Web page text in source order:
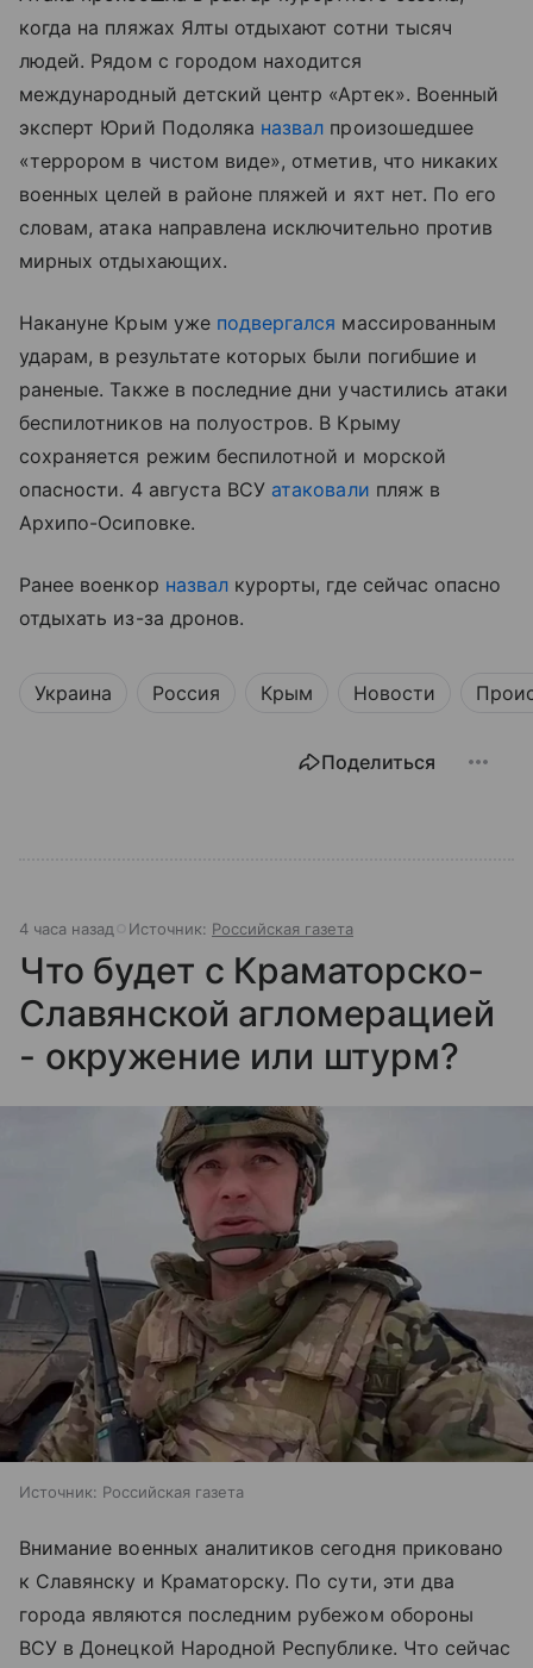
когда на пляжах Ялты отдыхают сотни тысяч
людей. Рядом с городом находится
международный детский центр «Артек». Военный
эксперт Юрий Подоляка назвал произошедшее
«террором в чистом виде», отметив, что никаких
военных целей в районе пляжей и яхт нет. По его
словам, атака направлена исключительно против
мирных отдыхающих.
Накануне Крым уже подвергался массированным
ударам, в результате которых были погибшие и
раненые. Также в последние дни участились атаки
беспилотников на полуостров. В Крыму
сохраняется режим беспилотной и морской
опасности. 4 августа ВСУ атаковали пляж в
Архипо-Осиповке.
Ранее военкор назвалкурорты, где сейчас опасно
отдыхать из-за дронов.
Украина Россия Крым Новости
Поделиться
4 часа назад Источник: Российская газета
Что будет с Краматорско-
Славянской агломерацией
- окружение или штурм?
Источник: Российская газета
Внимание военных аналитиков сегодня приковано
к Славянску и Краматорску. По сути, эти два
города являются последним рубежом обороны
ВСУ в Донецкой Народной Республике. Что сейчас